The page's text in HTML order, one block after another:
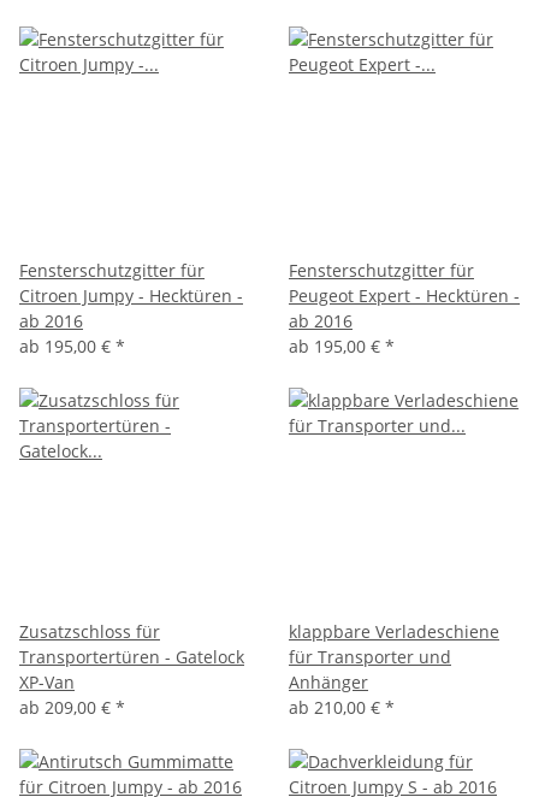
Fensterschutzgitter für
Citroen Jumpy - Hecktüren -
ab 2016
ab 195,00 € *
Fensterschutzgitter für
Peugeot Expert - Hecktüren -
ab 2016
ab 195,00 € *
Zusatzschloss für
Transportertüren - Gatelock
XP-Van
ab 209,00 € *
klappbare Verladeschiene
für Transporter und
Anhänger
ab 210,00 € *